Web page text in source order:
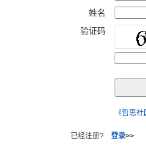
姓名
验证码
《哲思
已经注册? 登录>>